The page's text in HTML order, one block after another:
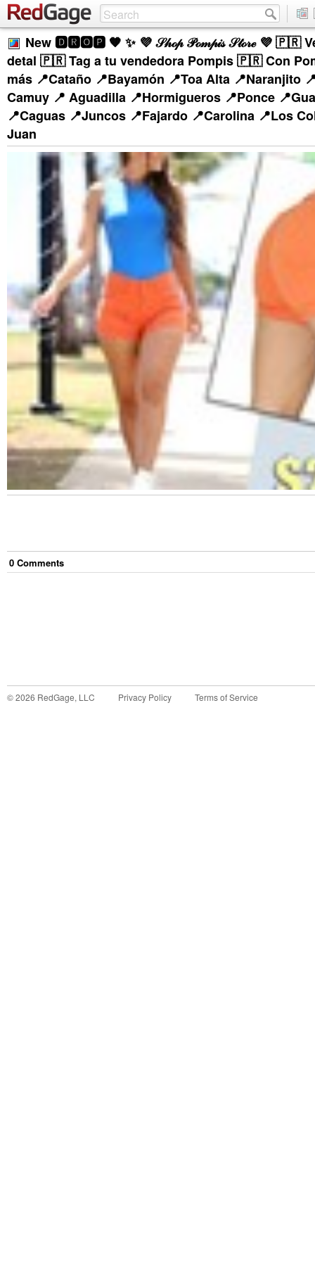
New 🅳🆁🅾🅿 🧡 ✨ 💜 𝒮𝒽ℴ𝓅 𝒫ℴ𝓂𝓅𝒾𝓈 𝒮𝓉ℴ𝓇ℯ 💜 🇵🇷
detal 🇵🇷 Tag a tu vendedora Pompis 🇵🇷 Con
más 📍Cataño 📍Bayamón 📍Toa Alta 📍Naranjito
Camuy 📍 Aguadilla 📍Hormigueros 📍Ponce
📍Caguas 📍Juncos 📍Fajardo 📍Carolina 📍Los
Juan
0 Comments
©2026 RedGage, LLC Privacy Policy Terms of Service